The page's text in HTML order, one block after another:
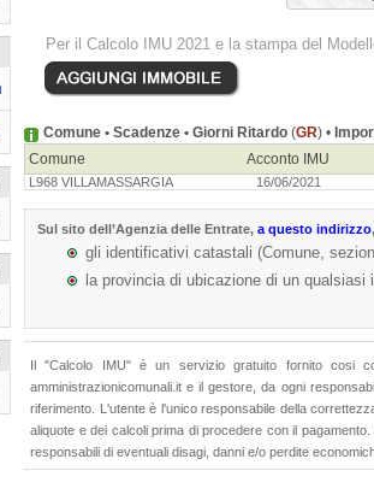
Per il Calcolo IMU 2021 e la stampa del
Comune • Scadenze • Giorni Ritardo (GR) •
Comune
Acconto IMU
L968 VILLAMASSARGIA 16/06/2021
Sul sito dell’Agenzia delle Entrate, a questo indirizzo
gli identificativi catastali (Comune,
la provincia di ubicazione di un qualsiasi
Il "Calcolo IMU" è un servizio gratuito fornito cosi
amministrazionicomunali.it e il gestore, da ogni
riferimento. L'utente è l'unico responsabile della
aliquote e dei calcoli prima di procedere con il
responsabili di eventuali disagi, danni e/o perdite